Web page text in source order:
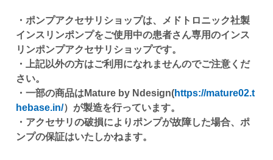
・ポンプアクセサリショップは、メドトロニック社製
インスリンポンプをご使用中の患者さん専用のインス
リンポンプアクセサリショップです。
・上記以外の方はご利用になれませんのでご注意くだ
さい。
・一部の商品はMature by Ndesign(https://mature02.t
hebase.in/）が製造を行っています。
・アクセサリの破損によりポンプが故障した場合、ポ
ンプの保証はいたしかねます。